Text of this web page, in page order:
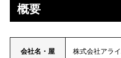
概要
会社名・屋
株式会社アラ